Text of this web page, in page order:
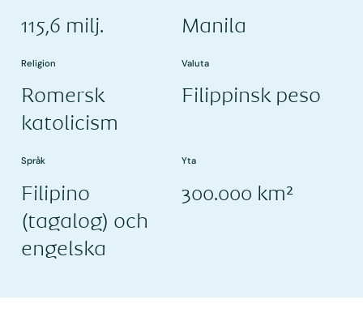
115,6 milj. Manila
Religion
Romersk
katolicism
Valuta
Filippinsk peso
Språk
Filipino
(tagalog) och
engelska
Yta
300.000 km²